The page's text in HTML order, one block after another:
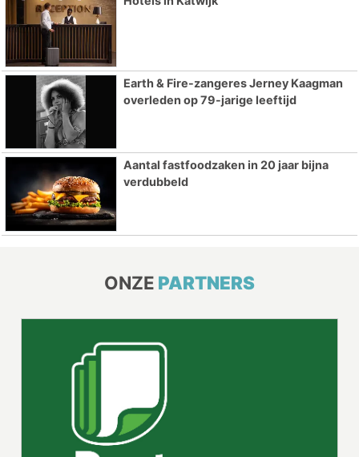
Earth & Fire-zangeres Jerney Kaagman
overleden op 79-jarige leeftijd
Aantal fastfoodzaken in 20 jaar bijna
verdubbeld
ONZE PARTNERS